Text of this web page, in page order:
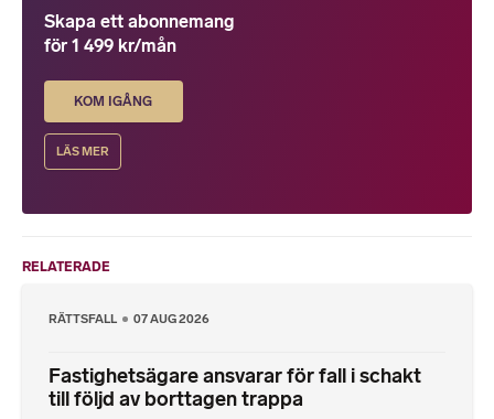
Skapa ett abonnemang
för 1 499 kr/mån
KOM IGÅNG
LÄS MER
RELATERADE
RÄTTSFALL 07 AUG 2026
Fastighetsägare ansvarar för fall i schakt
till följd av borttagen trappa